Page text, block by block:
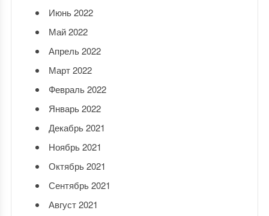
Июнь 2022
Май 2022
Апрель 2022
Март 2022
Февраль 2022
Январь 2022
Декабрь 2021
Ноябрь 2021
Октябрь 2021
Сентябрь 2021
Август 2021